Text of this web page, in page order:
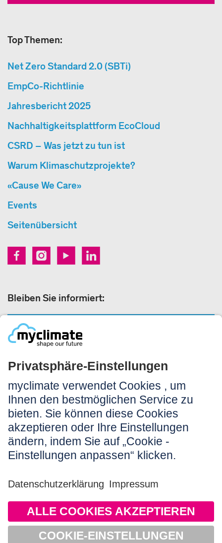
Top Themen:
Net Zero Standard 2.0 (SBTi)
EmpCo-Richtlinie
Jahresbericht 2025
Nachhaltigkeitsplattform EcoCloud
CSRD – Was jetzt zu tun ist
Warum Klimaschutzprojekte?
«Cause We Care»
Events
Seitenübersicht
Bleiben Sie informiert:
Rechtliches:
Impressum
Nutzungshinweis
AGB
Datenschutz
Barrierefreiheit